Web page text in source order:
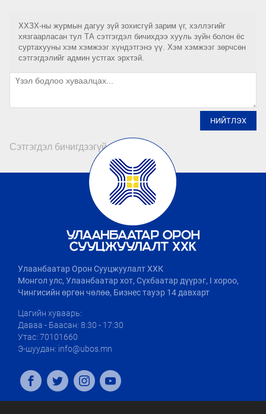
ХХЗХ-ны журмын дагуу зүй зохисгүй зарим үг, хэллэгийг
хязгаарласан тул ТА сэтгэгдэл бичихдээ хууль зүйн болон ёс
суртахууны хэм хэмжээг хүндэтгэнэ үү. Хэм хэмжээг зөрчсөн
сэтгэгдэлийг админ устгах эрхтэй.
НИЙТЛЭХ
Сэтгэгдэл бичигдээгүй байна
Улаанбаатар Орон Сууцжуулалт ХХК
Монгол улс, Улаанбаатар хот, Сүхбаатар дүүрэг, I хороо,
Чингисийн өргөн чөлөө, Бизнес тауэр 14 давхарт
Цагийн хуваарь:
Даваа - Баасан: 8:30 - 17:30
Утас: 70101660
Э-шуудан: info@ubos.mn